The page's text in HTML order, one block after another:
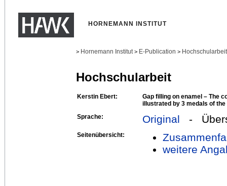
HORNEMANN INSTITUT
> Hornemann Institut > E-Publication >
Hochschularbeit
Kerstin Ebert:
Gap filling on enamel – The
illustrated by 3 medals of
Sprache:
Original -
Seitenübersicht:
weitere